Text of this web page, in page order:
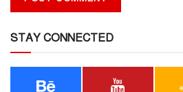
STAY CONNECTED